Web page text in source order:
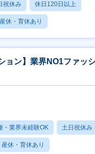
祝休み 休日120日以上
産休・育休あり
ョン】業界NO1ファッ
・業界未経験OK 土日祝休み
産休・育休あり